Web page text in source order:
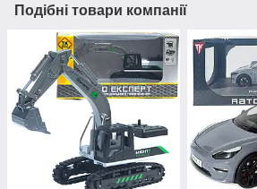
Подібні товари компанії